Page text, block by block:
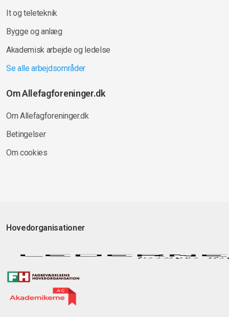
It og teleteknik
Bygge og anlæg
Akademisk arbejde og ledelse
Se alle arbejdsområder
Om Allefagforeninger.dk
Om Allefagforeninger.dk
Betingelser
Om cookies
Hovedorganisationer